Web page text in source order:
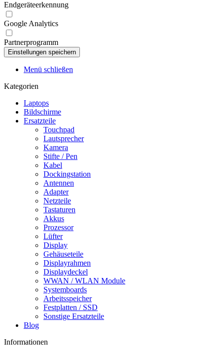
Endgeräteerkennung
Google Analytics
Partnerprogramm
Menü schließen
Kategorien
Laptops
Bildschirme
Ersatzteile
Touchpad
Lautsprecher
Kamera
Stifte / Pen
Kabel
Dockingstation
Antennen
Adapter
Netzteile
Tastaturen
Akkus
Prozessor
Lüfter
Display
Gehäuseteile
Displayrahmen
Displaydeckel
WWAN / WLAN Module
Systemboards
Arbeitsspeicher
Festplatten / SSD
Sonstige Ersatzteile
Blog
Informationen